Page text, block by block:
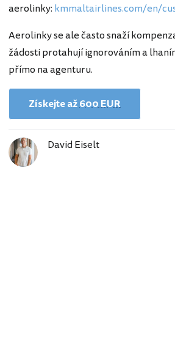
aerolinky: kmmaltairlines.com/en/
Aerolinky se ale často snaží
žádosti protahují ignorováním a
přímo na agenturu.
Získejte až600 EUR
David Eiselt